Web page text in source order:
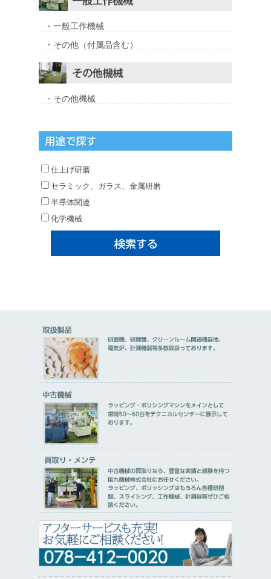
・一般工作機械
・その他（付属品含む）
・その他機械
仕上げ研磨
セラミック、ガラス、金属研磨
半導体関連
化学機械